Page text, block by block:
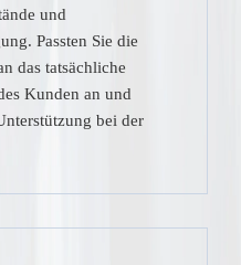
und
Passten Sie die
das tatsächliche
Kunden an und
bei der